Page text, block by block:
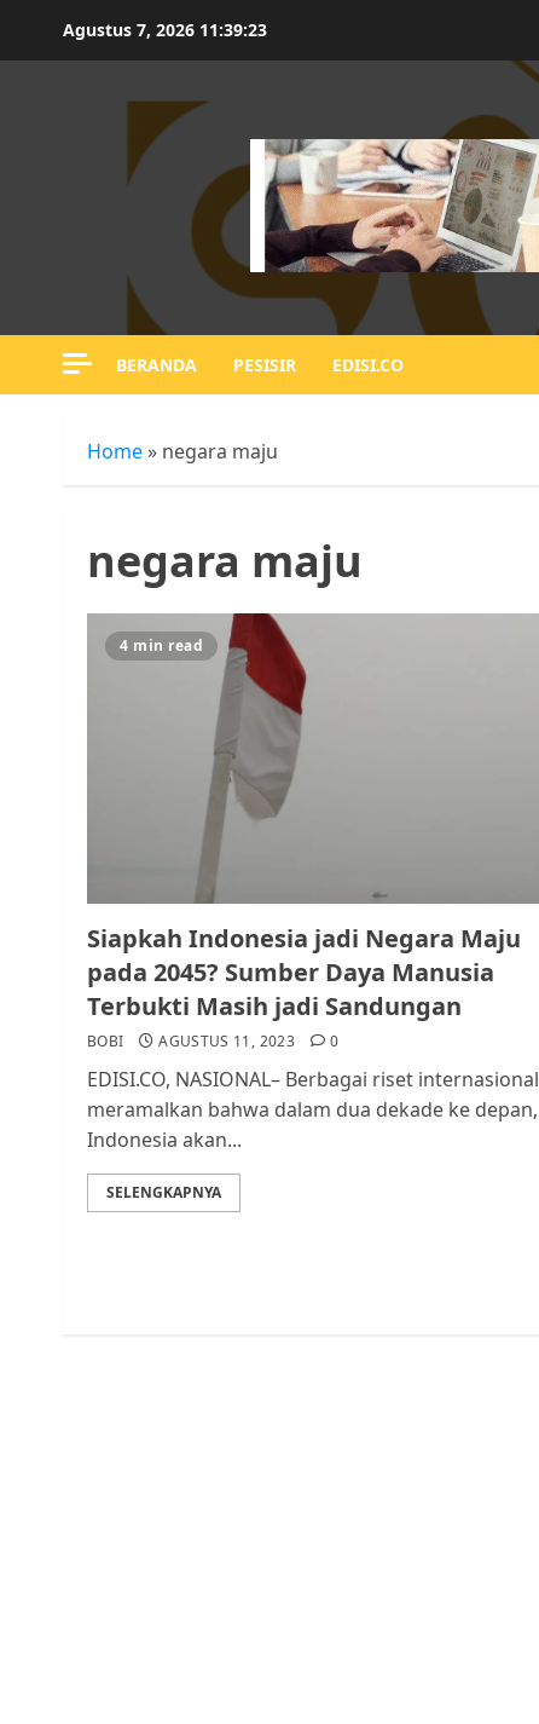
Agustus 7, 2026 11:39:23
BERANDA PESISIR EDISI.CO
Home » negara maju
negara maju
4 min read
Siapkah Indonesia jadi Negara Maju
pada 2045? Sumber Daya Manusia
Terbukti Masih jadi Sandungan
BOBI AGUSTUS 11, 2023 0
EDISI.CO, NASIONAL– Berbagai riset internasional
meramalkan bahwa dalam dua dekade ke depan,
Indonesia akan...
SELENGKAPNYA